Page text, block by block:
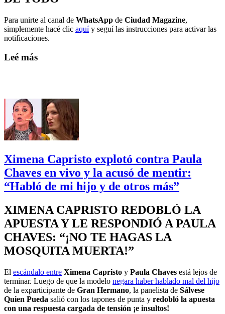
Para unirte al canal de WhatsApp de Ciudad Magazine,
simplemente hacé clic aquíy seguí las instrucciones para activar las
notificaciones.
Leé más
Ximena Capristo explotó contra Paula
Chaves en vivo y la acusó de mentir:
“Habló de mi hijo y de otros más”
XIMENA CAPRISTO REDOBLÓ LA
APUESTA Y LE RESPONDIÓ A PAULA
CHAVES: “¡NO TE HAGAS LA
MOSQUITA MUERTA!”
El escándalo entre Ximena Capristo y Paula Chaves está lejos de
terminar. Luego de que la modelo negara haber hablado mal del hijo
de la exparticipante de Gran Hermano, la panelista de Sálvese
Quien Pueda salió con los tapones de punta y redobló la apuesta
con una respuesta cargada de tensión ¡e insultos!